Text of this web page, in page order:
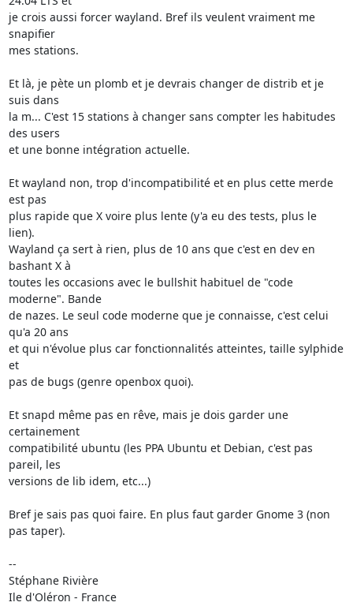
je crois aussi forcer wayland. Bref ils veulent vraiment me
snapifier
mes stations.
Et là, je pète un plomb et je devrais changer de distrib et je
suis dans
la m... C'est 15 stations à changer sans compter les habitudes
des users
et une bonne intégration actuelle.
Et wayland non, trop d'incompatibilité et en plus cette merde
est pas
plus rapide que X voire plus lente (y'a eu des tests, plus le
lien).
Wayland ça sert à rien, plus de 10 ans que c'est en dev en
bashant X à
toutes les occasions avec le bullshit habituel de "code
moderne". Bande
de nazes. Le seul code moderne que je connaisse, c'est celui
qu'a 20 ans
et qui n'évolue plus car fonctionnalités atteintes, taille sylphide
et
pas de bugs (genre openbox quoi).
Et snapd même pas en rêve, mais je dois garder une
certainement
compatibilité ubuntu (les PPA Ubuntu et Debian, c'est pas
pareil, les
versions de lib idem, etc...)
Bref je sais pas quoi faire. En plus faut garder Gnome 3 (non
pas taper).
--
Stéphane Rivière
Ile d'Oléron - France